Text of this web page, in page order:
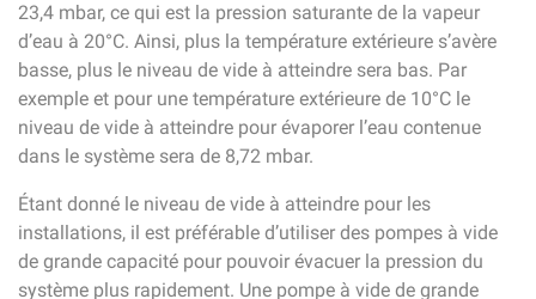
23,4 mbar, ce qui est la pression saturante de la vapeur
d’eau à 20°C. Ainsi, plus la température extérieure s’avère
basse, plus le niveau de vide à atteindre sera bas. Par
exemple et pour une température extérieure de 10°C le
niveau de vide à atteindre pour évaporer l’eau contenue
dans le système sera de 8,72 mbar.
Étant donné le niveau de vide à atteindre pour les
installations, il est préférable d’utiliser des pompes à vide
de grande capacité pour pouvoir évacuer la pression du
système plus rapidement. Une pompe à vide de grande